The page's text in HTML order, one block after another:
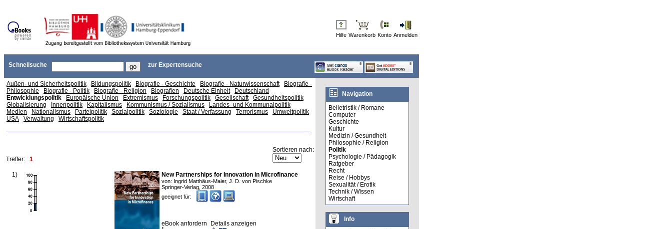
Hilfe Warenkorb Konto Anmelden
Schnellsuche zur Expertensuche
Außen- und Sicherheitspolitik Bildungspolitik Biografie - Geschichte Biografie - Naturwissenschaft
Biografie -
Philosophie
Biografie - Politik Biografie - Religion Biografien Deutsche Einheit
Deutschland
Entwicklungspolitik
Europäische Union Extremismus Forschungspolitik Gesellschaft
Gesundheitspolitik
Globalisierung
Innenpolitik Kapitalismus Kommunismus / Sozialismus
Landes- und Kommunalpolitik
Medien
Nationalismus Parteipolitik Sozialpolitik Soziologie Staat / Verfassung Terrorismus
Umweltpolitik
USA
Verwaltung Wirtschaftspolitik
Treffer: 1
Sortieren nach:
1) New Partnerships for Innovation in Microfinance
von: Ingrid Matthäus-Maier, J. D. von Pischke
Springer-Verlag 2008
geeignet für:
eBook anfordern Details anzeigen
Navigation
Belletristik / Romane
Computer
Geschichte
Kultur
Medizin / Gesundheit
Philosophie / Religion
Politik
Psychologie / Pädagogik
Ratgeber
Recht
Reise / Hobbys
Sexualität / Erotik
Technik / Wissen
Wirtschaft
Info